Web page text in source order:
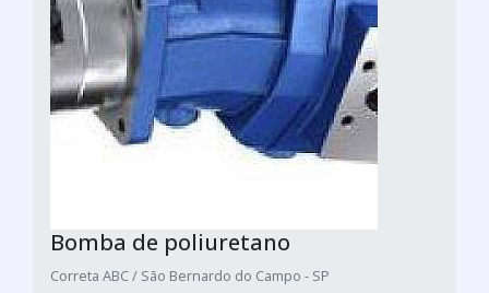
Bomba de poliuretano
Correta ABC / São Bernardo do Campo - SP